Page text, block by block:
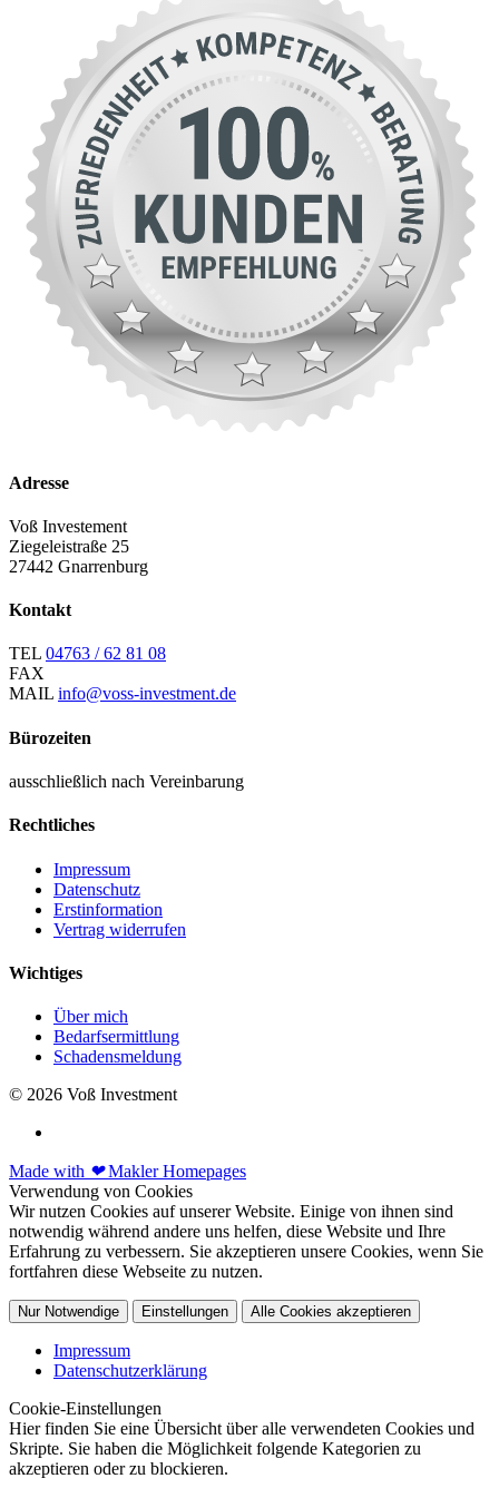
Adresse
Voß Investement
Ziegeleistraße 25
27442 Gnarrenburg
Kontakt
TEL 04763 / 62 81 08
FAX
MAIL info@voss-investment.de
Bürozeiten
ausschließlich nach Vereinbarung
Rechtliches
Impressum
Datenschutz
Erstinformation
Vertrag widerrufen
Wichtiges
Über mich
Bedarfsermittlung
Schadensmeldung
© 2026 Voß Investment
Made with ❤Makler Homepages
Verwendung von Cookies
Wir nutzen Cookies auf unserer Website. Einige von ihnen sind
notwendig während andere uns helfen, diese Website und Ihre
Erfahrung zu verbessern. Sie akzeptieren unsere Cookies, wenn Sie
fortfahren diese Webseite zu nutzen.
Nur Notwendige Einstellungen Alle Cookies akzeptieren
Impressum
Datenschutzerklärung
Cookie-Einstellungen
Hier finden Sie eine Übersicht über alle verwendeten Cookies und
Skripte. Sie haben die Möglichkeit folgende Kategorien zu
akzeptieren oder zu blockieren.